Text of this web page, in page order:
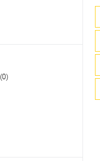
(0)